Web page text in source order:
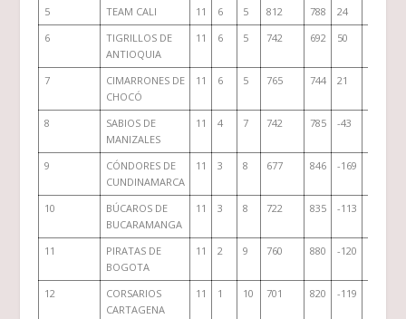
5 TEAM CALI 11 6 5 812 788 24
6
TIGRILLOS DE
ANTIOQUIA
11 6 5 742 692 50
7
CIMARRONES DE
CHOCÓ
11 6 5 765 744 21
8
SABIOS DE
MANIZALES
11 4 7 742 785 -43
9
CÓNDORES DE
CUNDINAMARCA
11 3 8 677 846 -169
10
BÚCAROS DE
BUCARAMANGA
11 3 8 722 835 -113
11
PIRATAS DE
BOGOTA
11 2 9 760 880 -120
12
CORSARIOS
CARTAGENA
11 1 10 701 820 -119